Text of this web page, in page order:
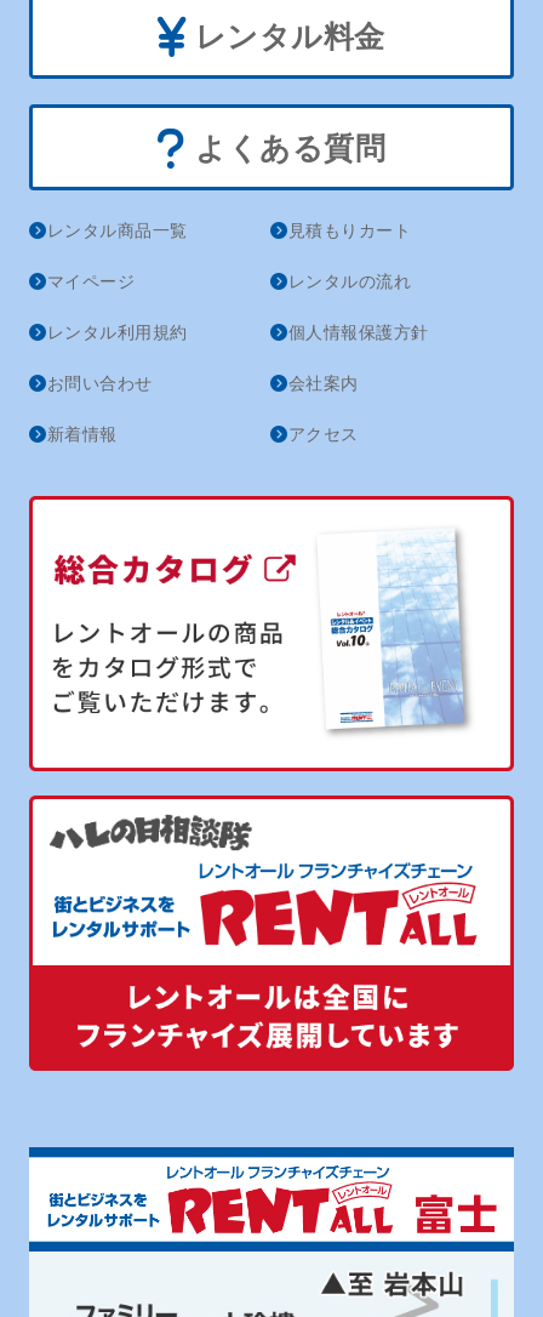
レンタル料金
よくある質問
レンタル商品一覧 見積もりカート
マイページ レンタルの流れ
レンタル利用規約 個人情報保護方針
お問い合わせ 会社案内
新着情報 アクセス